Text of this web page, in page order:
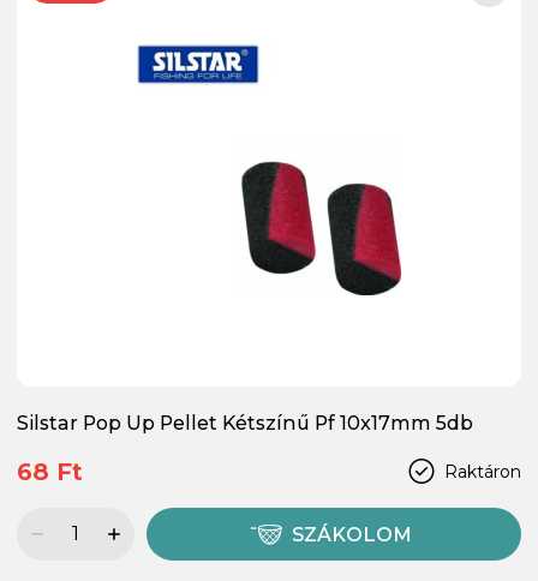
Silstar Pop Up Pellet Kétszínű Pf 10x17mm 5db
Raktáron
68 Ft
SZÁKOLOM